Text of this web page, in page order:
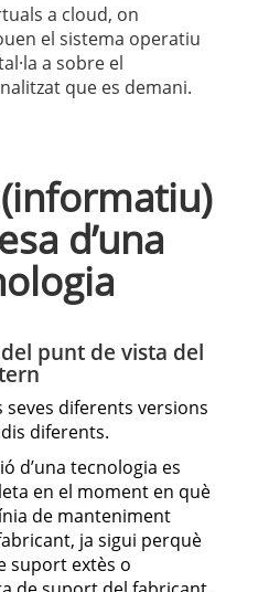
a cloud, on
el sistema operatiu
a sobre el
que es demani.
(informatiu)
d’una
punt de vista del
seves diferents versions
diferents.
d’una tecnologia es
en el moment en què
de manteniment
ja sigui perquè
suport extès o